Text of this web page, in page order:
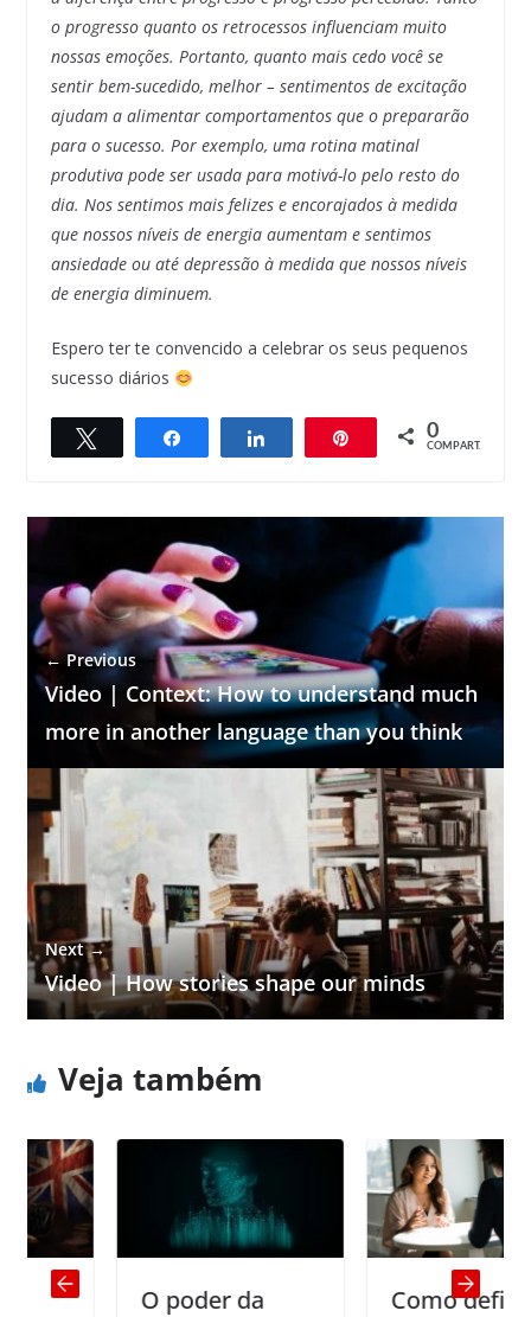
o progresso quanto os retrocessos influenciam muito
nossas emoções. Portanto, quanto mais cedo você se
sentir bem-sucedido, melhor – sentimentos de excitação
ajudam a alimentar comportamentos que o prepararão
para o sucesso. Por exemplo, uma rotina matinal
produtiva pode ser usada para motivá-lo pelo resto do
dia. Nos sentimos mais felizes e encorajados à medida
que nossos níveis de energia aumentam e sentimos
ansiedade ou até depressão à medida que nossos níveis
de energia diminuem.
Espero ter te convencido a celebrar os seus pequenos
sucesso diários
Compartilhar Compartilhar 0
COMPART.
← Previous
Video | Context: How to understand much
more in another language than you think
Next →
Video | How stories shape our minds
Veja também
O poder da
Como definir a